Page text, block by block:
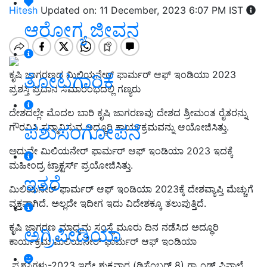
ಆರೋಗ್ಯ ಜೀವನ
ತೋಟಗಾರಿಕೆ
ಪಶುಸಂಗೋಪನೆ
ಇತರೆ
ಅಗ್ರಿಪೀಡಿಯಾ
Hitesh Updated on: 11 December, 2023 6:07 PM IST
ಕೃಷಿ ಜಾಗರಣದ ಮಿಲಿಯನೇರ್‌ ಫಾರ್ಮರ್‌ ಆಫ್‌ ಇಂಡಿಯಾ 2023
ಪ್ರಶಸ್ತಿ ಪ್ರದಾನ ಸಮಾರಂಭದಲ್ಲಿ ಗಣ್ಯರು
ದೇಶದಲ್ಲೇ ಮೊದಲ ಬಾರಿ ಕೃಷಿ ಜಾಗರಣವು ದೇಶದ ಶ್ರೀಮಂತ ರೈತರನ್ನು
ಗೌರವಿಸಿ ಸನ್ಮಾನಿಸುವ ಅದ್ಧೂರಿ ಕಾರ್ಯಕ್ರಮವನ್ನು ಆಯೋಜಿಸಿತ್ತು.
ಅದುವೇ ಮಿಲಿಯನೇರ್‌ ಫಾರ್ಮರ್‌ ಆಫ್‌ ಇಂಡಿಯಾ 2023 ಇದಕ್ಕೆ
ಮಹೀಂದ್ರ ಟ್ರಾಕ್ಟರ್ಸ್‌ ಪ್ರಯೋಜಿಸಿತ್ತು.
ಮಿಲಿಯನೇರ್‌ ಫಾರ್ಮರ್‌ ಆಫ್‌ ಇಂಡಿಯಾ 2023ಕ್ಕೆ ದೇಶವ್ಯಾಪ್ತಿ ಮೆಚ್ಚುಗೆ
ವ್ಯಕ್ತವಾಗಿದೆ. ಅಲ್ಲದೇ ಇದೀಗ ಇದು ವಿದೇಶಕ್ಕೂ ತಲುಪುತ್ತಿದೆ.
ಕೃಷಿ ಜಾಗರಣ ಮಾಧ್ಯಮ ಸಂಸ್ಥೆ ಮೂರು ದಿನ ನಡೆಸಿದ ಅದ್ಧೂರಿ
ಕಾರ್ಯಕ್ರಮ ಮಿಲಿಯನೇರ್‌ ಫಾರ್ಮರ್ ಆಫ್ ಇಂಡಿಯಾ